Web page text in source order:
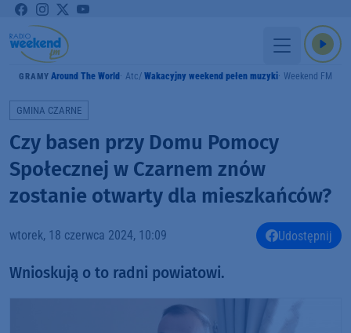
GRAMY Around The World Atc Wakacyjny weekend pełen muzyki Weekend FM
GMINA CZARNE
Czy basen przy Domu Pomocy
Społecznej w Czarnem znów
zostanie otwarty dla mieszkańców?
wtorek, 18 czerwca 2024, 10:09 Udostępnij
Wnioskują o to radni powiatowi.